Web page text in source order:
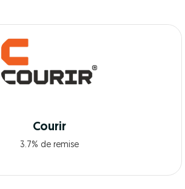
Courir
3.7% de remise